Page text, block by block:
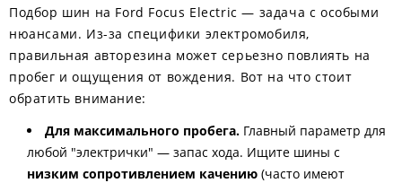
Подбор шин на Ford Focus Electric — задача с особыми
нюансами. Из-за специфики электромобиля,
правильная авторезина может серьезно повлиять на
пробег и ощущения от вождения. Вот на что стоит
обратить внимание:
Для максимального пробега. Главный параметр для
любой "электрички" — запас хода. Ищите шины с
низким сопротивлением качению (часто имеют